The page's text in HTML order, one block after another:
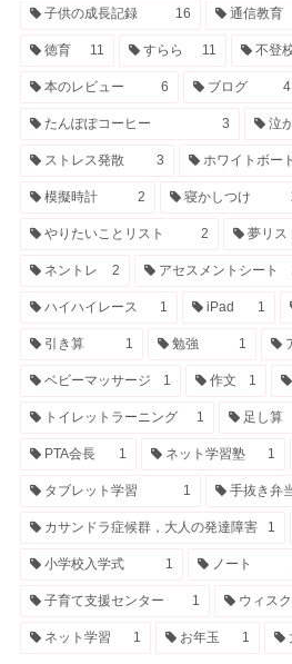
子供の成長記録 16 通信教育
徳育 11 すらら 11 不登
本のレビュー 6 ブログ 4
たんぽぽコーヒー 3 泣
ストレス発散 3 ホワイトボー
模擬時計 2 寝かしつけ
やりたいことリスト 2 夢リス
ネントレ 2 アセスメントシート
ハイハイレース 1 iPad 1
引き算 1 勉強 1
ベビーマッサージ 1 作文 1
トイレットラーニング 1 足し算
PTA会長 1 ネット学習塾 1
タブレット学習 1 手抜き弁
カサンドラ症候群，大人の発達障害 1
小学校入学式 1 ノート
子育て支援センター 1 ウィス
ネット学習 1 お年玉 1